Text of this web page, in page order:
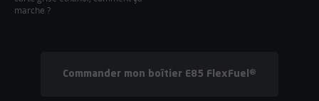
marche ?
Commander mon boîtier E85 FlexFuel®